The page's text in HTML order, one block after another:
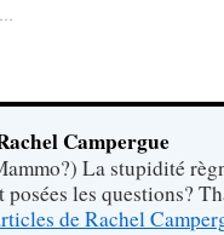
Campergue
La stupidité
posées les questions?
de Rachel